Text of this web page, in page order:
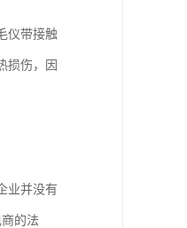
仪带接触
损伤，因
业并没有
的法